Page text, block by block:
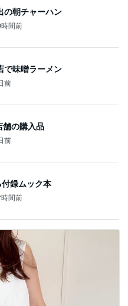
の朝チャーハン
間前
で味噌ラーメン
前
舗の購入品
前
録ムック本
間前